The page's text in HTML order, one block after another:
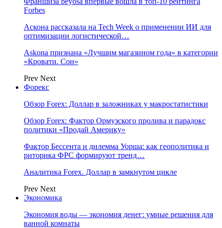
Forbes
Аскона рассказала на Tech Week о применении ИИ для
оптимизации логистической…
Askona признана «Лучшим магазином года» в категории
«Кровати. Сон»
Prev Next
Форекс
Обзор Forex: Доллар в заложниках у макростатистики
Обзор Forex: Фактор Ормузского пролива и парадокс
политики «Продай Америку»
Фактор Бессента и дилемма Уорша: как геополитика и
риторика ФРС формируют тренд…
Аналитика Forex. Доллар в замкнутом цикле
Prev Next
Экономика
Экономия воды — экономия денег: умные решения для
ванной комнаты